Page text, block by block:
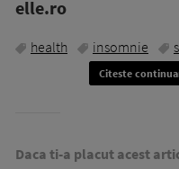
elle.ro
health insomnie
Citeste
Daca ti-a placut acest